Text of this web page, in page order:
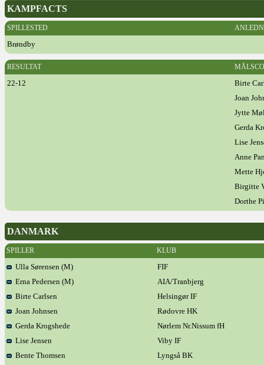
KAMPFACTS
SPILLESTED
Brøndby
RESULTAT
22-12
Birte
Joan
Jytte
Gerda
Lise
Anne
Mette
Birgitte
Dorthe
DANMARK
SPILLER KLUB
Ulla Sørensen (M)
FIF
Erna Pedersen (M)
AIA/Tranbjerg
Birte Carlsen
Helsingør IF
Joan Johnsen
Rødovre HK
Gerda Krogshede
Nørlem Nr.Nissum fH
Lise Jensen
Viby IF
Bente Thomsen
Lyngså BK